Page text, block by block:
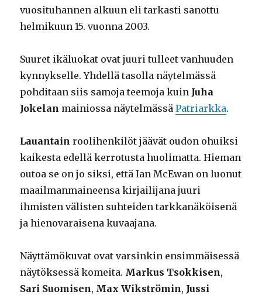
vuosituhannen alkuun eli tarkasti sanottu
helmikuun 15. vuonna 2003.
Suuret ikäluokat ovat juuri tulleet vanhuuden
kynnykselle. Yhdellä tasolla näytelmässä
pohditaan siis samoja teemoja kuin Juha
Jokelan mainiossa näytelmässäPatriarkka.
Lauantain roolihenkilöt jäävät oudon ohuiksi
kaikesta edellä kerrotusta huolimatta. Hieman
outoa se on jo siksi, että Ian McEwan on luonut
maailmanmaineensa kirjailijana juuri
ihmisten välisten suhteiden tarkkanäköisenä
ja hienovaraisena kuvaajana.
Näyttämökuvat ovat varsinkin ensimmäisessä
näytöksessä komeita. Markus Tsokkisen,
Sari Suomisen, Max Wikströmin, Jussi